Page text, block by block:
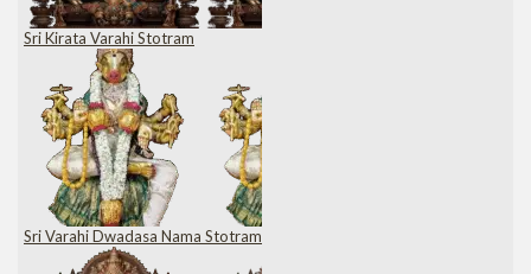
Sri Kirata Varahi Stotram
Sri Varahi Dwadasa Nama Stotram